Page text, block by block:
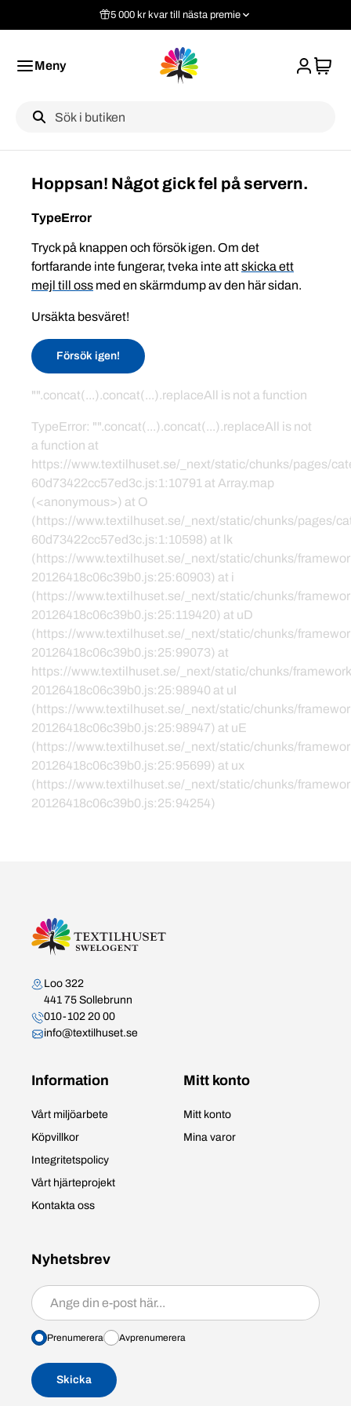
5 000 kr kvar till nästa premie
Meny
Label
Hoppsan! Något gick fel på servern.
TypeError
Tryck på knappen och försök igen. Om det
fortfarande inte fungerar, tveka inte attskicka ett
mejl till oss med en skärmdump av den här sidan.
Ursäkta besväret!
Försök igen!
"".concat(...).concat(...).replaceAll is not a function
TypeError: "".concat(...).concat(...).replaceAll is not
a function at
https://www.textilhuset.se/_next/static/chunks/pages/
60d73422cc57ed3c.js:1:10791 at Array.map
(<anonymous>) at O
(https://www.textilhuset.se/_next/static/chunks/pages/
60d73422cc57ed3c.js:1:10598) at lk
(https://www.textilhuset.se/_next/static/chunks/
20126418c06c39b0.js:25:60903) at i
(https://www.textilhuset.se/_next/static/chunks/
20126418c06c39b0.js:25:119420) at uD
(https://www.textilhuset.se/_next/static/chunks/
20126418c06c39b0.js:25:99073) at
https://www.textilhuset.se/_next/static/chunks/
20126418c06c39b0.js:25:98940 at uI
(https://www.textilhuset.se/_next/static/chunks/
20126418c06c39b0.js:25:98947) at uE
(https://www.textilhuset.se/_next/static/chunks/
20126418c06c39b0.js:25:95699) at ux
(https://www.textilhuset.se/_next/static/chunks/
20126418c06c39b0.js:25:94254)
Kontakta oss
Loo 322
441 75 Sollebrunn
010-102 20 00
info@textilhuset.se
Information
Vårt miljöarbete
Köpvillkor
Integritetspolicy
Vårt hjärteprojekt
Kontakta oss
Mitt konto
Mitt konto
Mina varor
Nyhetsbrev
Prenumerera/avprenumerera
Prenumerera Avprenumerera
Skicka